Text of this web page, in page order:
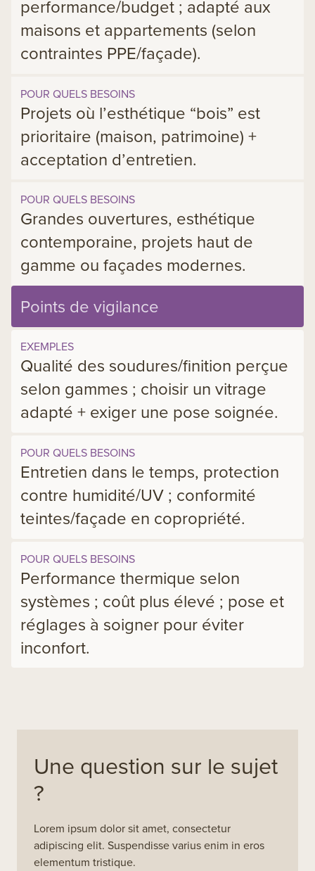
performance/budget ; adapté aux
maisons et appartements (selon
contraintes PPE/façade).
POUR QUELS BESOINS
Projets où l’esthétique “bois” est
prioritaire (maison, patrimoine) +
acceptation d’entretien.
POUR QUELS BESOINS
Grandes ouvertures, esthétique
contemporaine, projets haut de
gamme ou façades modernes.
Points de vigilance
EXEMPLES
Qualité des soudures/finition perçue
selon gammes ; choisir un vitrage
adapté + exiger une pose soignée.
POUR QUELS BESOINS
Entretien dans le temps, protection
contre humidité/UV ; conformité
teintes/façade en copropriété.
POUR QUELS BESOINS
Performance thermique selon
systèmes ; coût plus élevé ; pose et
réglages à soigner pour éviter
inconfort.
Une question sur le sujet
?
Lorem ipsum dolor sit amet, consectetur
adipiscing elit. Suspendisse varius enim in eros
elementum tristique.